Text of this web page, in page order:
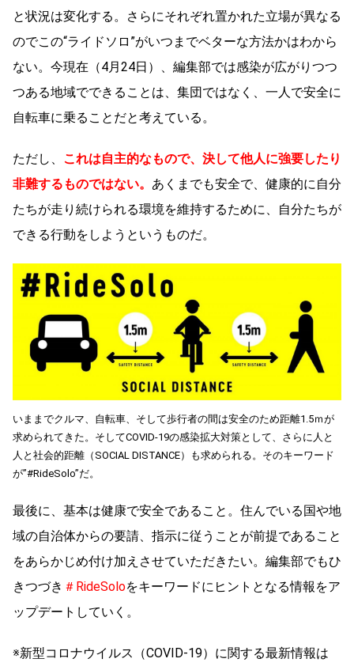
と状況は変化する。さらにそれぞれ置かれた立場が異なる
のでこの“ライドソロ”がいつまでベターな方法かはわから
ない。今現在（4月24日）、編集部では感染が広がりつつ
つある地域でできることは、集団ではなく、一人で安全に
自転車に乗ることだと考えている。
ただし、 これは自主的なもので、決して他人に強要したり
非難するものではない。 あくまでも安全で、健康的に自分
たちが走り続けられる環境を維持するために、自分たちが
できる行動をしようというものだ。
いままでクルマ、自転車、そして歩行者の間は安全のため距離1.5ｍが
求められてきた。そしてCOVID-19の感染拡大対策として、さらに人と
人と社会的距離（SOCIAL DISTANCE）も求められる。そのキーワード
が”#RideSolo”だ。
最後に、基本は健康で安全であること。住んでいる国や地
域の自治体からの要請、指示に従うことが前提であること
をあらかじめ付け加えさせていただきたい。編集部でもひ
きつづき ＃RideSoloをキーワードにヒントとなる情報をア
ップデートしていく。
※新型コロナウイルス（COVID-19）に関する最新情報は